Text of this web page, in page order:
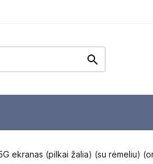

ekranas (pilkai žalia) (su rėmeliu)